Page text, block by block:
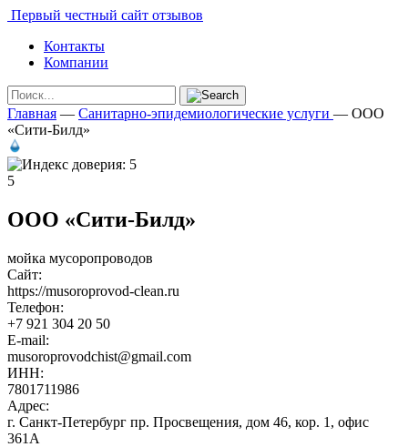
Первый честный сайт отзывов
Контакты
Компании
Главная — Санитарно-эпидемиологические услуги — ООО
«Сити-Билд»
5
ООО «Сити-Билд»
мойка мусоропроводов
Сайт:
https://musoroprovod-clean.ru
Телефон:
+7 921 304 20 50
E-mail:
musoroprovodchist@gmail.com
ИНН:
7801711986
Адрес:
г. Санкт-Петербург пр. Просвещения, дом 46, кор. 1, офис
361А